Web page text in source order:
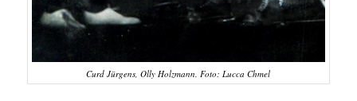
Curd Jürgens, Olly Holzmann. Foto: Lucca Chmel